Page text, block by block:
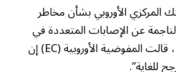
المركزي الأوروبي بشأن مخاطر
عن الإصابات المتعددة في
أوروبا والبلدان الثالثة ، قالت المفوضية الأوروبية (EC) إن
للغاية”.